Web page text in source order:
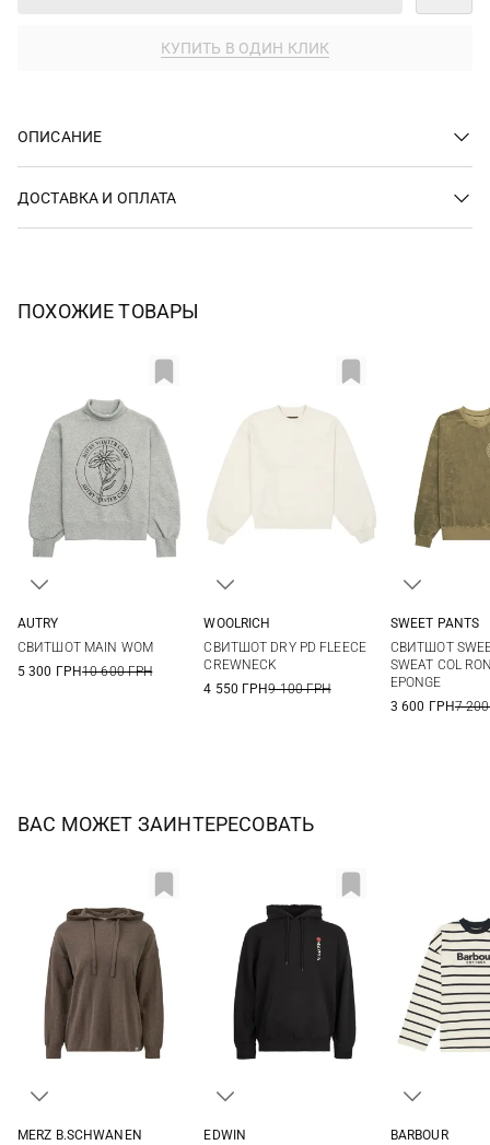
КУПИТЬ В ОДИН КЛИК
ОПИСАНИЕ
ДОСТАВКА И ОПЛАТА
ПОХОЖИЕ ТОВАРЫ
AUTRY
СВИТШОТ MAIN WOM
5 300 ГРН10 600 ГРН
WOOLRICH
СВИТШОТ DRY PD FLEECE
CREWNECK
4 550 ГРН9 100 ГРН
SWEET PANTS
СВИТШОТ
SWEAT COL
EPONGE
3 600 ГРН7
ВАС МОЖЕТ ЗАИНТЕРЕСОВАТЬ
MERZ B.SCHWANEN
EDWIN
BARBOUR